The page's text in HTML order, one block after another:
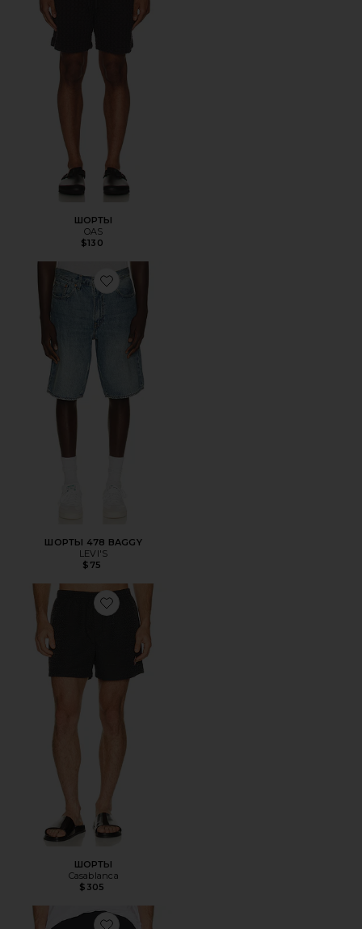
ШОРТЫ
OAS
$130
Favorite ШОРТЫ 478 BAGGY
ШОРТЫ 478 BAGGY
LEVI'S
$75
Favorite ШОРТЫ
ШОРТЫ
Casablanca
$305